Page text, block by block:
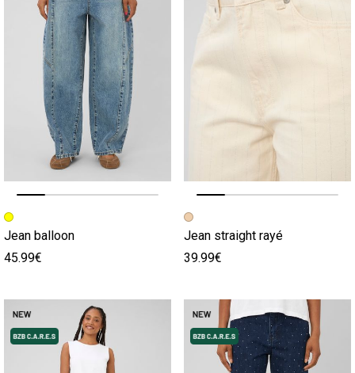
Image précédente
Image suivante
Jean balloon
45.99€
Image précédente
Image suivante
Jean straight rayé
39.99€